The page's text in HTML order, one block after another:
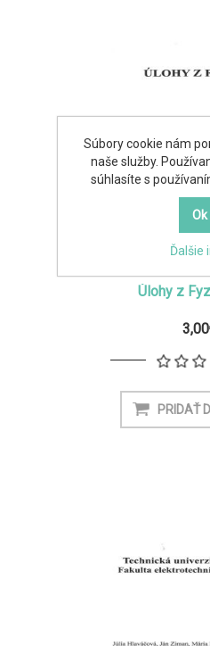
Úlohy z
Súbory cookie nám
naše služby.
súhlasíte s
Ďalšie